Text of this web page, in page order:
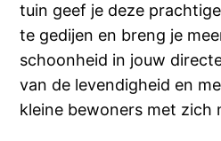
tuin geef je deze
te gedijen en breng je
schoonheid in jouw
van de levendigheid en
kleine bewoners met zich